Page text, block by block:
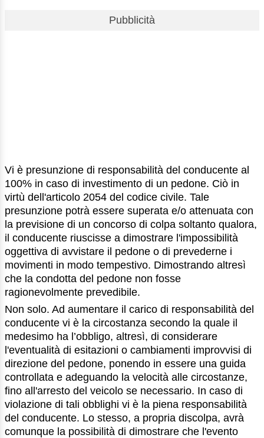
Pubblicità
Vi è presunzione di responsabilità del conducente al
100% in caso di investimento di un pedone. Ciò in
virtù dell'articolo 2054 del codice civile. Tale
presunzione potrà essere superata e/o attenuata con
la previsione di un concorso di colpa soltanto qualora,
il conducente riuscisse a dimostrare l'impossibilità
oggettiva di avvistare il pedone o di prevederne i
movimenti in modo tempestivo. Dimostrando altresì
che la condotta del pedone non fosse
ragionevolmente prevedibile.
Non solo. Ad aumentare il carico di responsabilità del
conducente vi è la circostanza secondo la quale il
medesimo ha l’obbligo, altresì, di considerare
l'eventualità di esitazioni o cambiamenti improvvisi di
direzione del pedone, ponendo in essere una guida
controllata e adeguando la velocità alle circostanze,
fino all'arresto del veicolo se necessario. In caso di
violazione di tali obblighi vi è la piena responsabilità
del conducente. Lo stesso, a propria discolpa, avrà
comunque la possibilità di dimostrare che l'evento